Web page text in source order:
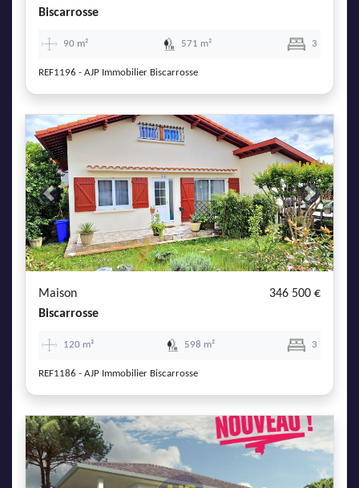
Biscarrosse
90 m² 571 m² 3
REF1196 - AJP Immobilier Biscarrosse
Previous Next
Maison
346 500 €
Biscarrosse
120 m² 598 m² 3
REF1186 - AJP Immobilier Biscarrosse